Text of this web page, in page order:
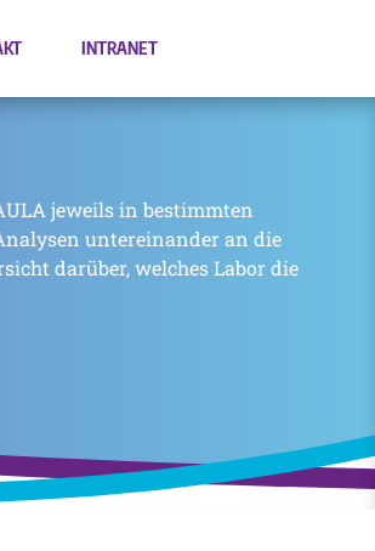
INTRANET
jeweils in bestimmten
untereinander an die
darüber, welches Labor die